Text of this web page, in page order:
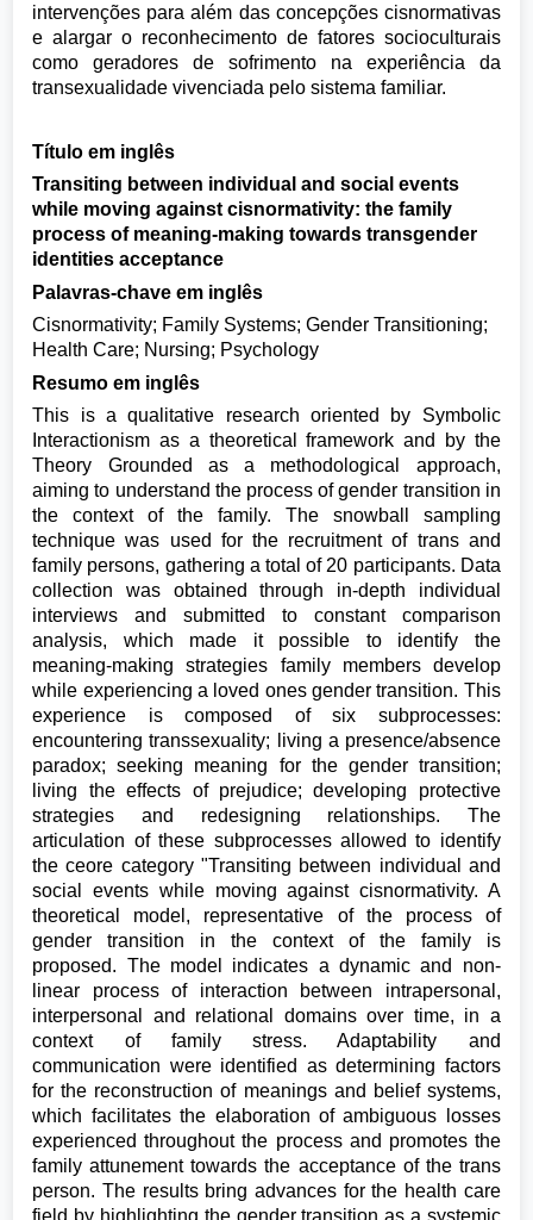
intervenções para além das concepções cisnormativas
e alargar o reconhecimento de fatores socioculturais
como geradores de sofrimento na experiência da
transexualidade vivenciada pelo sistema familiar.
Título em inglês
Transiting between individual and social events
while moving against cisnormativity: the family
process of meaning-making towards transgender
identities acceptance
Palavras-chave em inglês
Cisnormativity; Family Systems; Gender Transitioning;
Health Care; Nursing; Psychology
Resumo em inglês
This is a qualitative research oriented by Symbolic
Interactionism as a theoretical framework and by the
Theory Grounded as a methodological approach,
aiming to understand the process of gender transition in
the context of the family. The snowball sampling
technique was used for the recruitment of trans and
family persons, gathering a total of 20 participants. Data
collection was obtained through in-depth individual
interviews and submitted to constant comparison
analysis, which made it possible to identify the
meaning-making strategies family members develop
while experiencing a loved ones gender transition. This
experience is composed of six subprocesses:
encountering transsexuality; living a presence/absence
paradox; seeking meaning for the gender transition;
living the effects of prejudice; developing protective
strategies and redesigning relationships. The
articulation of these subprocesses allowed to identify
the ceore category "Transiting between individual and
social events while moving against cisnormativity. A
theoretical model, representative of the process of
gender transition in the context of the family is
proposed. The model indicates a dynamic and non-
linear process of interaction between intrapersonal,
interpersonal and relational domains over time, in a
context of family stress. Adaptability and
communication were identified as determining factors
for the reconstruction of meanings and belief systems,
which facilitates the elaboration of ambiguous losses
experienced throughout the process and promotes the
family attunement towards the acceptance of the trans
person. The results bring advances for the health care
field by highlighting the gender transition as a systemic